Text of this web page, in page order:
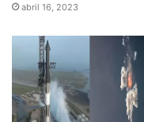
abril 16, 2023